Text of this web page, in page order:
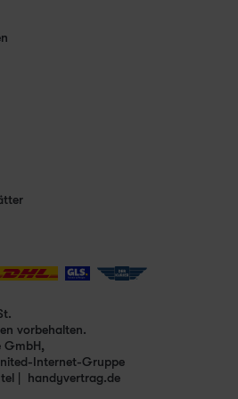
vorbehalten.
GmbH,
Internet-Gruppe
handyvertrag.de